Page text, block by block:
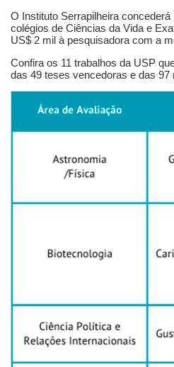
O Instituto Serrapilheira
colégios de Ciências da Vida e
US$ 2 mil à pesquisadora com a
Confira os 11 trabalhos da USP
das 49 teses vencedoras e das